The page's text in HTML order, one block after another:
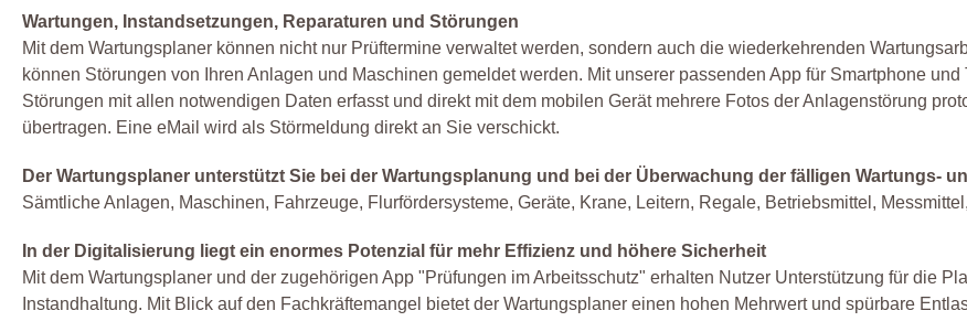
Wartungen, Instandsetzungen, Reparaturen und Störungen
Mit dem Wartungsplaner können nicht nur Prüftermine verwaltet werden, sondern auch die wiederkehrenden
können Störungen von Ihren Anlagen und Maschinen gemeldet werden. Mit unserer passenden App für Smartphone
Störungen mit allen notwendigen Daten erfasst und direkt mit dem mobilen Gerät mehrere Fotos der Anlagenstörung
übertragen. Eine eMail wird als Störmeldung direkt an Sie verschickt.
Der Wartungsplaner unterstützt Sie bei der Wartungsplanung und bei der Überwachung der fälligen Wartungs-
Sämtliche Anlagen, Maschinen, Fahrzeuge, Flurfördersysteme, Geräte, Krane, Leitern, Regale, Betriebsmittel,
In der Digitalisierung liegt ein enormes Potenzial für mehr Effizienz und höhere Sicherheit
Mit dem Wartungsplaner und der zugehörigen App "Prüfungen im Arbeitsschutz" erhalten Nutzer Unterstützung für die
Instandhaltung. Mit Blick auf den Fachkräftemangel bietet der Wartungsplaner einen hohen Mehrwert und spürbare